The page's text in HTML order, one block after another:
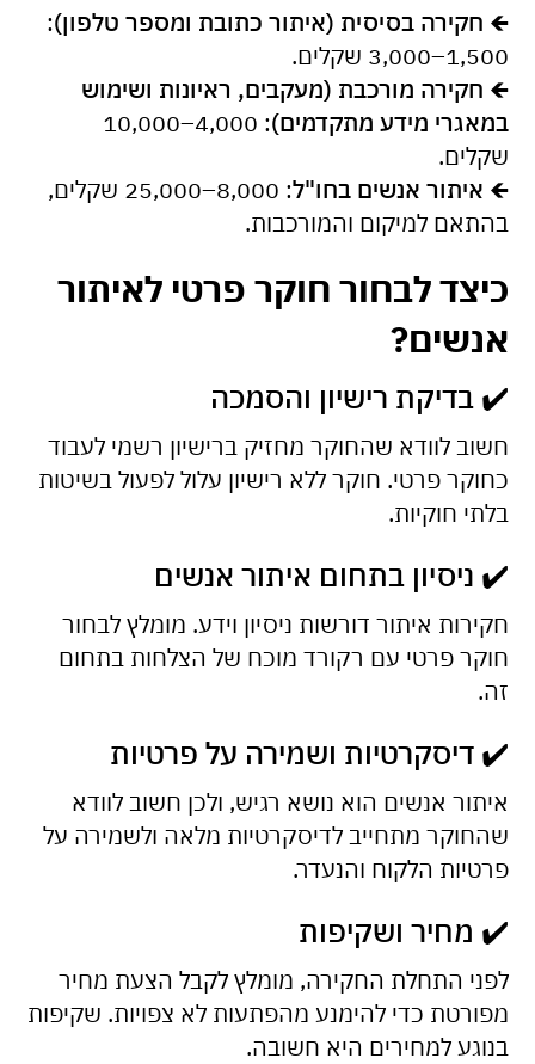
🡸 חקירה בסיסית (איתור כתובת ומספר טלפון):
1,500–3,000 שקלים.
🡸 חקירה מורכבת (מעקבים, ראיונות ושימוש
במאגרי מידע מתקדמים)
: 4,000–10,000
שקלים.
🡸 איתור אנשים בחו"ל
: 8,000–25,000 שקלים,
בהתאם למיקום והמורכבות.
כיצד לבחור חוקר פרטי לאיתור
אנשים?
✔️ בדיקת רישיון והסמכה
חשוב לוודא שהחוקר מחזיק ברישיון רשמי לעבוד
כחוקר פרטי. חוקר ללא רישיון עלול לפעול בשיטות
בלתי חוקיות.
✔️ ניסיון בתחום איתור אנשים
חקירות איתור דורשות ניסיון וידע. מומלץ לבחור
חוקר פרטי עם רקורד מוכח של הצלחות בתחום
זה.
✔️ דיסקרטיות ושמירה על פרטיות
איתור אנשים הוא נושא רגיש, ולכן חשוב לוודא
שהחוקר מתחייב לדיסקרטיות מלאה ולשמירה על
פרטיות הלקוח והנעדר.
✔️ מחיר ושקיפות
לפני התחלת החקירה, מומלץ לקבל הצעת מחיר
מפורטת כדי להימנע מהפתעות לא צפויות. שקיפות
בנוגע למחירים היא חשובה.